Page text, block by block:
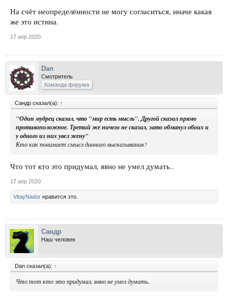
На счёт неопределённости не могу согласиться, иначе какая
же это истина.
17 апр 2020
Dan
Смотритель
Команда форума
Сандр сказал(а): ↑
"Один мудрец сказал, что "мир есть мысль". Другой сказал прямо
противоположное. Третий же ничего не сказал, зато обманул обоих и
у одного из них увел жену"
Кто как понимает смысл данного высказывания?
Что тот кто это придумал, явно не умел думать..
17 апр 2020
VitayNador нравится это.
Сандр
Наш человек
Dan сказал(а): ↑
Что тот кто это придумал, явно не умел думать..